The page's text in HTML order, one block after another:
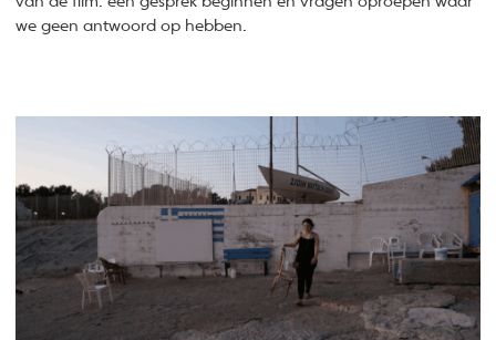
we geen antwoord op hebben.